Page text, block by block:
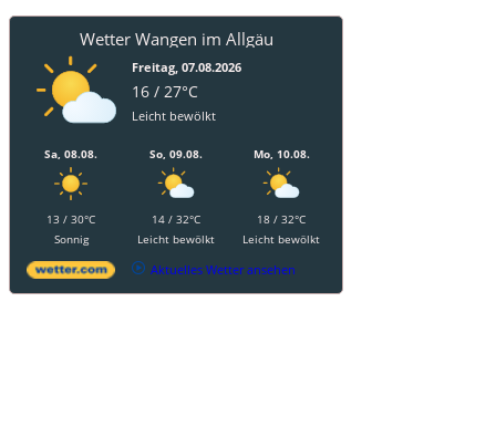
Wetter Wangen im Allgäu
Freitag, 07.08.2026
16 / 27°C
Leicht bewölkt
Sa, 08.08.
13 / 30°C
Sonnig
So, 09.08.
14 / 32°C
Leicht bewölkt
Mo, 10.08.
18 / 32°C
Leicht bewölkt
Aktuelles Wetter ansehen